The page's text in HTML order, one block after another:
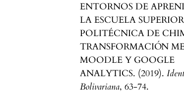
ENTORNOS DE
LA ESCUELA SUPERIOR
POLITÉCNICA DE
TRANSFORMACIÓN
MOODLE Y GOOGLE
ANALYTICS. (2019).
Bolivariana, 63-74.